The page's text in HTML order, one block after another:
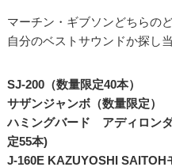
マーチン・ギブソンどちらの
自分のベストサウンドか探し
SJ-200（数量限定40本）
サザンジャンボ（数量限定）
ハミングバード アディロン
定55本)
J-160E KAZUYOSHI SAITOH